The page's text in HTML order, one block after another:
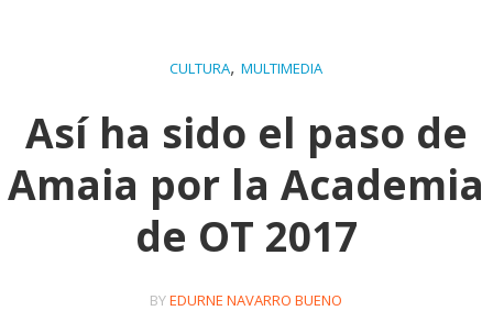
CULTURA,MULTIMEDIA
Así ha sido el paso de
Amaia por la Academia
de OT 2017
BYEDURNE NAVARRO BUENO